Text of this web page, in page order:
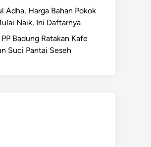
Adha, Harga Bahan Pokok
Naik, Ini Daftarnya
Badung Ratakan Kafe
Suci Pantai Seseh